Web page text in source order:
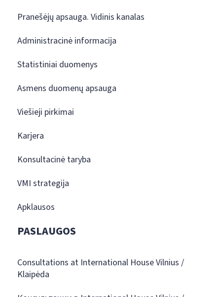
Pranešėjų apsauga. Vidinis kanalas
Administracinė informacija
Statistiniai duomenys
Asmens duomenų apsauga
Viešieji pirkimai
Karjera
Konsultacinė taryba
VMI strategija
Apklausos
PASLAUGOS
Consultations at International House Vilnius /
Klaipėda